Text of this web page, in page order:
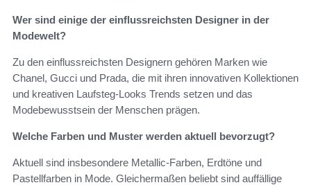
Wer sind einige der einflussreichsten Designer in der
Modewelt?
Zu den einflussreichsten Designern gehören Marken wie
Chanel, Gucci und Prada, die mit ihren innovativen Kollektionen
und kreativen Laufsteg-Looks Trends setzen und das
Modebewusstsein der Menschen prägen.
Welche Farben und Muster werden aktuell bevorzugt?
Aktuell sind insbesondere Metallic-Farben, Erdtöne und
Pastellfarben in Mode. Gleichermaßen beliebt sind auffällige